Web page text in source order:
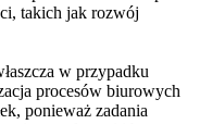
takich jak rozwój
w przypadku
procesów biurowych
ponieważ zadania